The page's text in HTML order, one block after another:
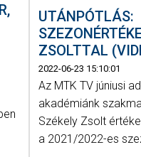
UTÁNPÓTLÁS:
ZSOLTTAL
2022-06-23 15:10:01
Az MTK TV júniusi
akadémiánk
Székely Zsolt
a 2021/2022-es